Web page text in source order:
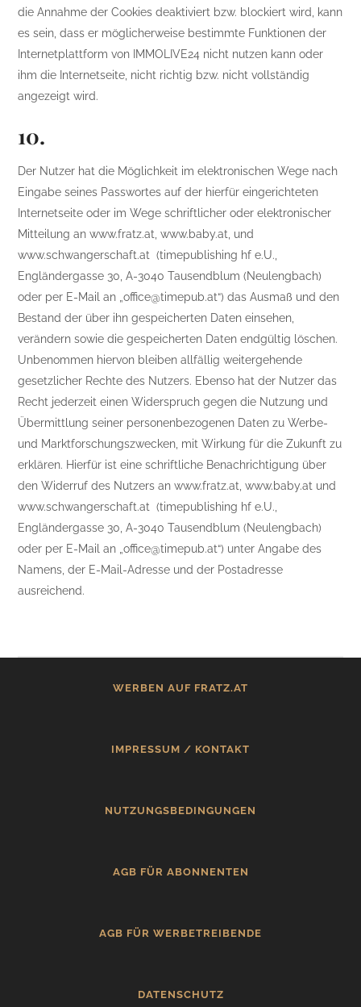
die Annahme der Cookies deaktiviert bzw. blockiert wird, kann
es sein, dass er möglicherweise bestimmte Funktionen der
Internetplattform von IMMOLIVE24 nicht nutzen kann oder
ihm die Internetseite, nicht richtig bzw. nicht vollständig
angezeigt wird.
10.
Der Nutzer hat die Möglichkeit im elektronischen Wege nach
Eingabe seines Passwortes auf der hierfür eingerichteten
Internetseite oder im Wege schriftlicher oder elektronischer
Mitteilung an www.fratz.at, www.baby.at, und
www.schwangerschaft.at (timepublishing hf e.U.,
Engländergasse 30, A-3040 Tausendblum (Neulengbach)
oder per E-Mail an „office@timepub.at“) das Ausmaß und den
Bestand der über ihn gespeicherten Daten einsehen,
verändern sowie die gespeicherten Daten endgültig löschen.
Unbenommen hiervon bleiben allfällig weitergehende
gesetzlicher Rechte des Nutzers. Ebenso hat der Nutzer das
Recht jederzeit einen Widerspruch gegen die Nutzung und
Übermittlung seiner personenbezogenen Daten zu Werbe-
und Marktforschungszwecken, mit Wirkung für die Zukunft zu
erklären. Hierfür ist eine schriftliche Benachrichtigung über
den Widerruf des Nutzers an www.fratz.at, www.baby.at und
www.schwangerschaft.at (timepublishing hf e.U.,
Engländergasse 30, A-3040 Tausendblum (Neulengbach)
oder per E-Mail an „office@timepub.at“) unter Angabe des
Namens, der E-Mail-Adresse und der Postadresse
ausreichend.
WERBEN AUF FRATZ.AT
IMPRESSUM / KONTAKT
NUTZUNGSBEDINGUNGEN
AGB FÜR ABONNENTEN
AGB FÜR WERBETREIBENDE
DATENSCHUTZ